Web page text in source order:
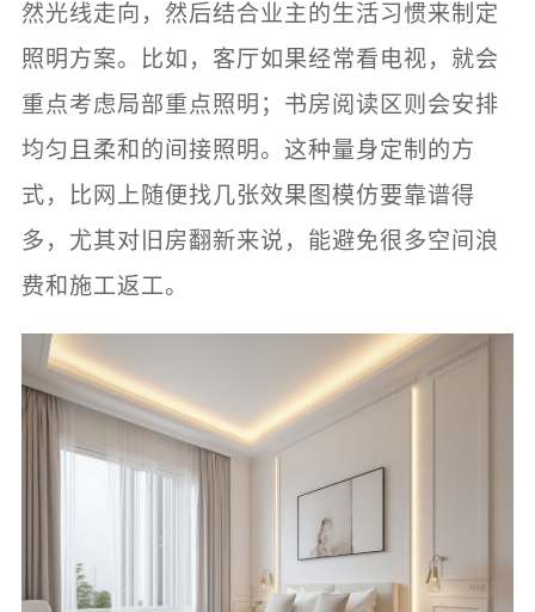
然光线走向，然后结合业主的生活习惯来制定
照明方案。比如，客厅如果经常看电视，就会
重点考虑局部重点照明；书房阅读区则会安排
均匀且柔和的间接照明。这种量身定制的方
式，比网上随便找几张效果图模仿要靠谱得
多，尤其对旧房翻新来说，能避免很多空间浪
费和施工返工。